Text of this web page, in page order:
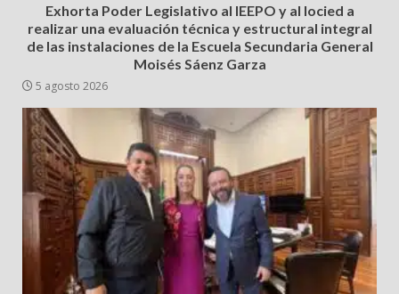
Exhorta Poder Legislativo al IEEPO y al Iocied a
realizar una evaluación técnica y estructural integral
de las instalaciones de la Escuela Secundaria General
Moisés Sáenz Garza
5 agosto 2026